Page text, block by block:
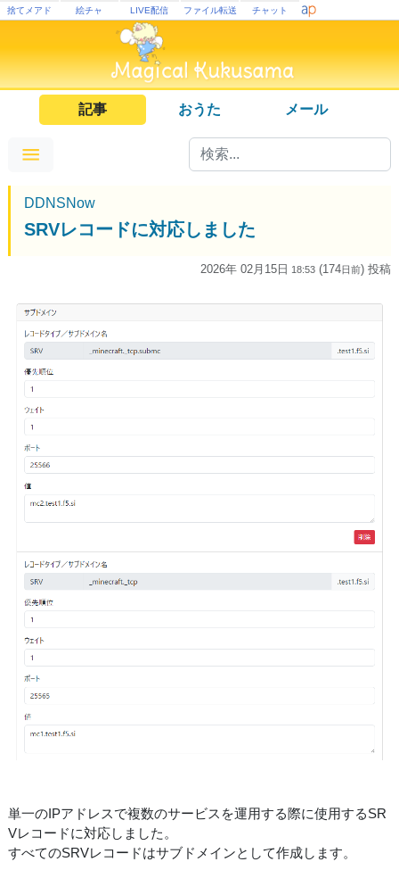
捨てメアド 絵チャ LIVE配信 ファイル転送 チャット
記事 おうた メール
DDNSNow
SRVレコードに対応しました
2026年 02月15日 18:53 (174日前) 投稿
単一のIPアドレスで複数のサービスを運用する際に使用するSR
Vレコードに対応しました。
すべてのSRVレコードはサブドメインとして作成します。